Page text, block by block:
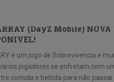
(DayZ Mobile) NOVA
é um jogo de Sobrevivencia e
jogadores se enfretam com
comida e bebida para não